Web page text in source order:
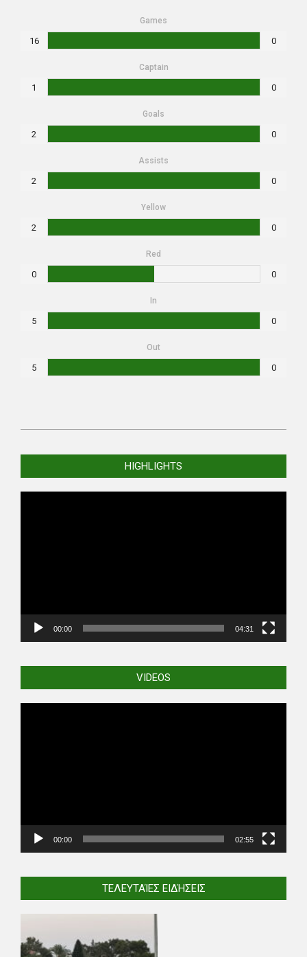
Games
16 0
Captain
1 0
Goals
2 0
Assists
2 0
Yellow
2 0
Red
0 0
In
5 0
Out
5 0
10-
HIGHLIGHTS
00:00 04:31
VIDEOS
00:00 02:55
ΤΕΛΕΥΤΑΊΕΣ ΕΙΔΉΣΕΙΣ